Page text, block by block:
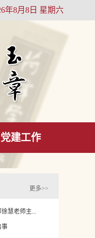
年8月8日 星期六
党建工作
更多>>
徐慧老师主...
事